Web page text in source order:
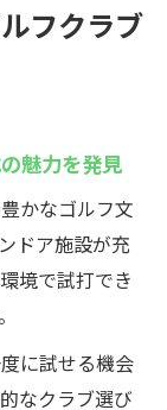
安心なサ
ブ試打会に
ッティング
できる試打
フクラブ
魅力を発見
かなゴルフ文
ドア施設が充
境で試打でき
に試せる機会
なクラブ選び